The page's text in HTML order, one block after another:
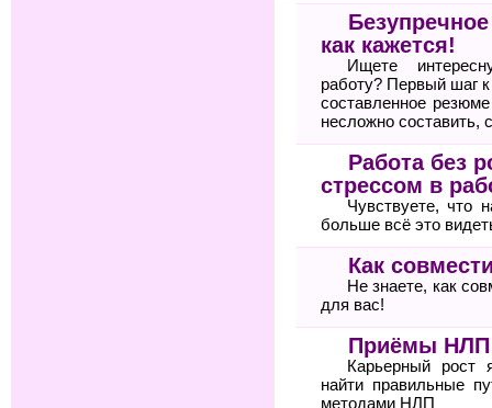
как кажется!
Ищете
работу? Первый шаг
составленное
несложно составить,
Работа без
стрессом в
Чувствуете, что
больше всё это
Как
Не знаете, как
для вас!
Приёмы НЛП
Карьерный рост
найти правильные
методами НЛП